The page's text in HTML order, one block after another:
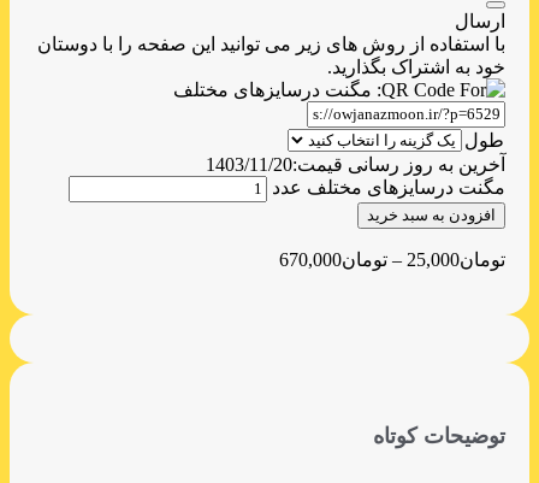
ارسال
با استفاده از روش های زیر می توانید این صفحه را با دوستان
خود به اشتراک بگذارید.
طول
آخرین به روز رسانی قیمت:1403/11/20
مگنت درسایزهای مختلف عدد
افزودن به سبد خرید
تومان25,000
– تومان670,000
توضیحات کوتاه